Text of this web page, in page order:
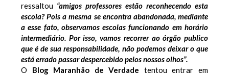
ressaltou “amigos professores estão reconhecendo esta
escola? Pois a mesma se encontra abandonada, mediante
a esse fato, observamos escolas funcionando em horário
intermediário. Por isso, vamos recorrer ao órgão publico
que é de sua responsabilidade, não podemos deixar o que
está errado passar despercebido pelos nossos olhos”.
O Blog Maranhão de Verdade tentou entrar em